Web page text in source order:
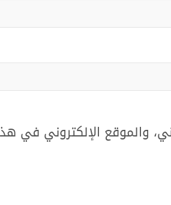
والموقع الإلكتروني في